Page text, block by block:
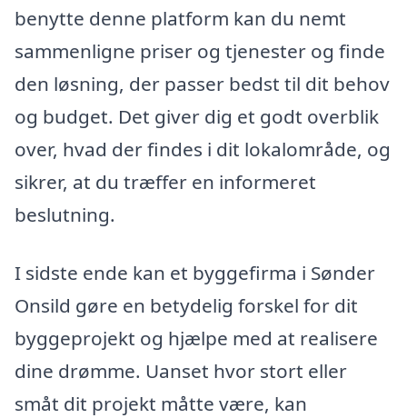
benytte denne platform kan du nemt
sammenligne priser og tjenester og finde
den løsning, der passer bedst til dit behov
og budget. Det giver dig et godt overblik
over, hvad der findes i dit lokalområde, og
sikrer, at du træffer en informeret
beslutning.
I sidste ende kan et byggefirma i Sønder
Onsild gøre en betydelig forskel for dit
byggeprojekt og hjælpe med at realisere
dine drømme. Uanset hvor stort eller
småt dit projekt måtte være, kan